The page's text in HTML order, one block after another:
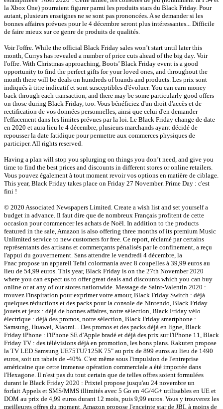
la Xbox One) pourraient figurer parmi les produits stars du Black Friday. Pour
autant, plusieurs enseignes ne se sont pas prononcées. A se demander si les
bonnes affaires prévues pour le 4 décembre seront plus intéressantes... Difficile
de faire mieux sur ce genre de produits de qualités.
Voir l'offre. While the official Black Friday sales won’t start until later this
month, Currys has revealed a number of price cuts ahead of the big day. Voir
l'offre. With Christmas approaching, Boots’ Black Friday event is a good
opportunity to find the perfect gifts for your loved ones, and throughout the
month there will be deals on hundreds of brands and products. Les prix sont
indiqués à titre indicatif et sont susceptibles d'évoluer. You can earn money
back through each transaction, and there may be some particularly good offers
on those during Black Friday, too. Vous bénéficiez d'un droit d'accès et de
rectification de vos données personnelles, ainsi que celui d'en demander
l'effacement dans les limites prévues par la loi. Le Black Friday change de date
en 2020 et aura lieu le 4 décembre, plusieurs marchands ayant décidé de
repousser la date fatidique pour permettre aux commerces physiques de
participer. All rights reserved.
Having a plan will stop you splurging on things you don’t need, and give you
time to find the best prices and discounts in different stores or online retailers.
Vous pouvez également à tout moment revoir vos options en matière de ciblage.
This year, Black Friday takes place on Friday 27 November. Prime Day : c'est
fini !
© 2020 Associated Newspapers Limited. Create a wish list and set yourself a
budget in advance. Il faut dire que de nombreux Français profitent de cette
occasion pour commencer les achats de Noël. In addition to the products
featured in the sale, Amazon is also offering three months of its premium Music
Unlimited service to new customers for free. Ce report, réclamé par certains
représentants des artisans et commerçants pénalisés par le confinement, a reçu
l'appui du gouvernement. Sans attendre le vendredi 4 décembre, la
Fnac propose un appareil Tefal colormania avec 8 coupelles à 39,99 euros au
lieu de 54,99 euros. This year, Black Friday is on the 27th November 2020
where you can expect us to offer great deals and discounts which you can buy
online or at any of our stores nationwide. Message de Saint-Valentin 2020 :
trouvez l'inspiration pour exprimer votre amour, Black Friday Switch : déjà
quelques réductions et des packs pour la console de Nintendo, Black Friday
jouets et jeux : déjà de bonnes affaires, notre sélection, Black Friday vélo
électrique : déjà des promos, notre sélection, Black Friday smartphone :
Samsung, Huawei, Xiaomi... Des promos et des packs déjà en ligne, Black
Friday iPhone : l'iPhone SE d'Apple bradé et déjà des prix sur l'iPhone 11, Black
Friday TV : des télévisions déjà en promotion, les bons plans. Rakuten propose
la TV LED Samsung UE75TU7125K 75" au prix de 899 euros au lieu de 1490
euros, soit un rabais de -40%. C'est même sous l'impulsion de l'entreprise
américaine que cette immense opération commerciale a été importée dans
l'Hexagone. Il n'est pas du tout certain que de telles offres soient formulées
durant le Black Friday 2020 : Prixtel propose jusqu'au 24 novembre un
forfait Appels et SMS/MMS illimités avec 5 Go en 4G/4G+ utilisables en UE et
DOM au prix de 4,99 euros durant 12 mois, puis 9,99 euros. Vous y trouverez les
meilleures offres du moment. Amazon propose l'enceinte star de JBL à moins de